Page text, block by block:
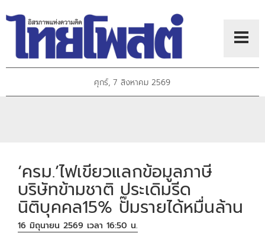
ศุกร์, 7 สิงหาคม 2569
‘ครม.’ไฟเขียวแลกข้อมูลภาษี
บริษัทข้ามชาติ ประเดิมรีด
นิติบุคคล15% ปั๊มรายได้หมื่นล้าน
16 มิถุนายน 2569 เวลา 16:50 น.